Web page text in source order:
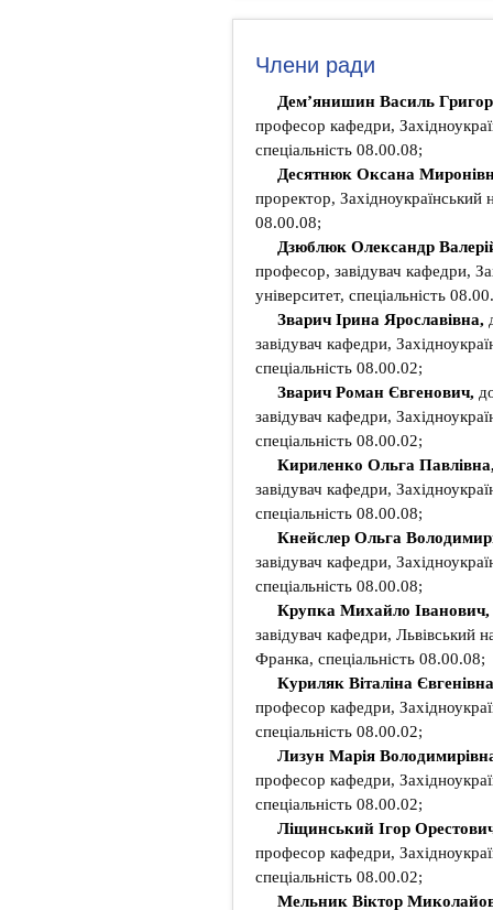
Члени ради
Дем’янишин Василь
професор кафедри,
спеціальність 08.00.08;
Десятнюк Оксана
проректор, Західноукраїнський
08.00.08;
Дзюблюк Олександр
професор, завідувач кафедри,
університет, спеціальність
Зварич Ірина Ярославівна,
завідувач кафедри,
спеціальність 08.00.02;
Зварич Роман Євгенович,
завідувач кафедри,
спеціальність 08.00.02;
Кириленко Ольга
завідувач кафедри,
спеціальність 08.00.08;
Кнейслер Ольга
завідувач кафедри,
спеціальність 08.00.08;
Крупка Михайло Іванович,
завідувач кафедри, Львівський
Франка, спеціальність 08.00.08;
Куриляк Віталіна Євгенівна
професор кафедри,
спеціальність 08.00.02;
Лизун Марія
професор кафедри,
спеціальність 08.00.02;
Ліщинський Ігор
професор кафедри,
спеціальність 08.00.02;
Мельник Віктор